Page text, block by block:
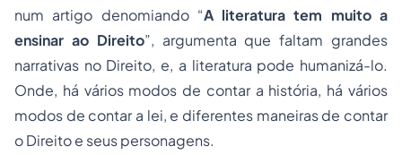
num artigo denomiando “A literatura tem muito a
ensinar ao Direito”, argumenta que faltam grandes
narrativas no Direito, e, a literatura pode humanizá-lo.
Onde, há vários modos de contar a história, há vários
modos de contar a lei, e diferentes maneiras de contar
o Direito e seus personagens.